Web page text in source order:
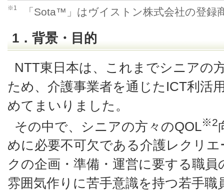
※1 「Sota™」はヴイストン株式会社の登録
1．背景・目的
NTT東日本は、これまでシニアの
ため、介護事業者を通じたICT利活
めてまいりました。
その中で、シニアの方々のQOL ※2
めに必要不可欠である介護レクリ
クの企画・準備・運営に要する職
雰囲気作りに苦手意識を持つ若手